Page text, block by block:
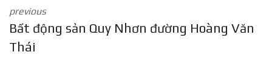
previous
Bất động sản Quy Nhơn đường Hoàng Văn
Thái